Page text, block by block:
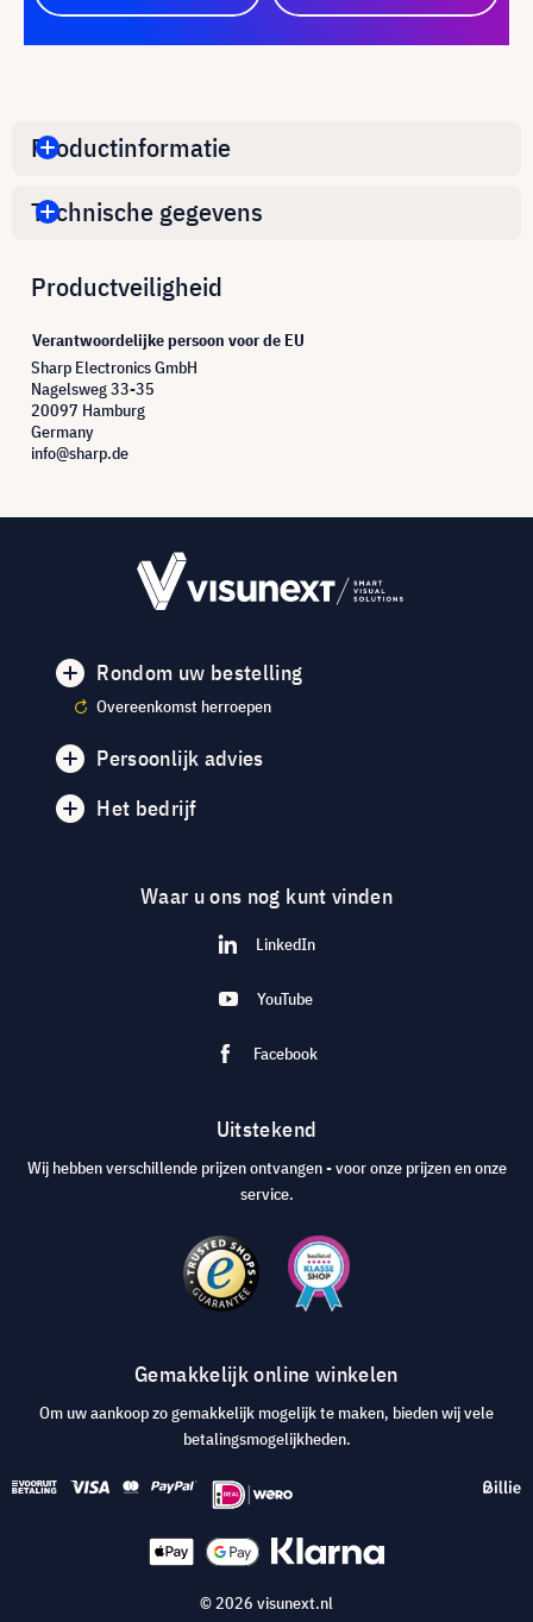
Productinformatie
Technische gegevens
Productveiligheid
Verantwoordelijke persoon voor de EU
Sharp Electronics GmbH
Nagelsweg 33-35
20097 Hamburg
Germany
info@sharp.de
Rondom uw bestelling
Overeenkomst herroepen
Persoonlijk advies
Het bedrijf
Waar u ons nog kunt vinden
LinkedIn
YouTube
Facebook
Uitstekend
Wij hebben verschillende prijzen ontvangen - voor onze prijzen en onze
service.
Gemakkelijk online winkelen
Om uw aankoop zo gemakkelijk mogelijk te maken, bieden wij vele
betalingsmogelijkheden.
© 2026 visunext.nl